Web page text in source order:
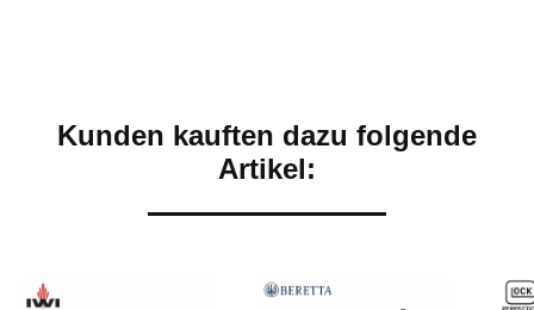
Kunden kauften dazu folgende
Artikel: